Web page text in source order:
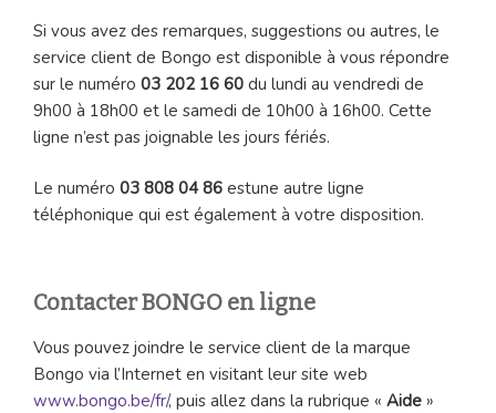
Si vous avez des remarques, suggestions ou autres, le
service client de Bongo est disponible à vous répondre
sur le numéro 03 202 16 60 du lundi au vendredi de
9h00 à 18h00 et le samedi de 10h00 à 16h00. Cette
ligne n’est pas joignable les jours fériés.
Le numéro 03 808 04 86 estune autre ligne
téléphonique qui est également à votre disposition.
Contacter BONGO en ligne
Vous pouvez joindre le service client de la marque
Bongo via l’Internet en visitant leur site web
www.bongo.be/fr/, puis allez dans la rubrique « Aide »